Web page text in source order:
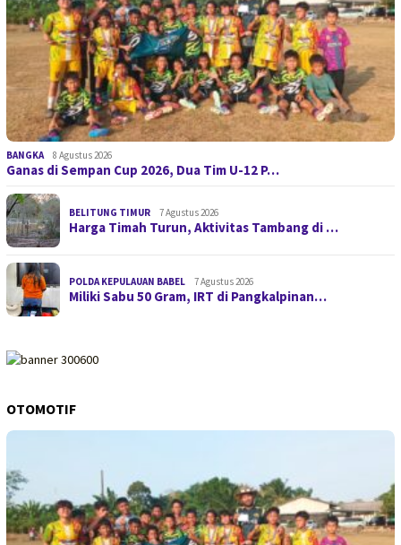
BANGKA 8 Agustus 2026
Ganas di Sempan Cup 2026, Dua Tim U-12 P…
BELITUNG TIMUR 7 Agustus 2026
Harga Timah Turun, Aktivitas Tambang di …
POLDA KEPULAUAN BABEL 7 Agustus 2026
Miliki Sabu 50 Gram, IRT di Pangkalpinan…
OTOMOTIF